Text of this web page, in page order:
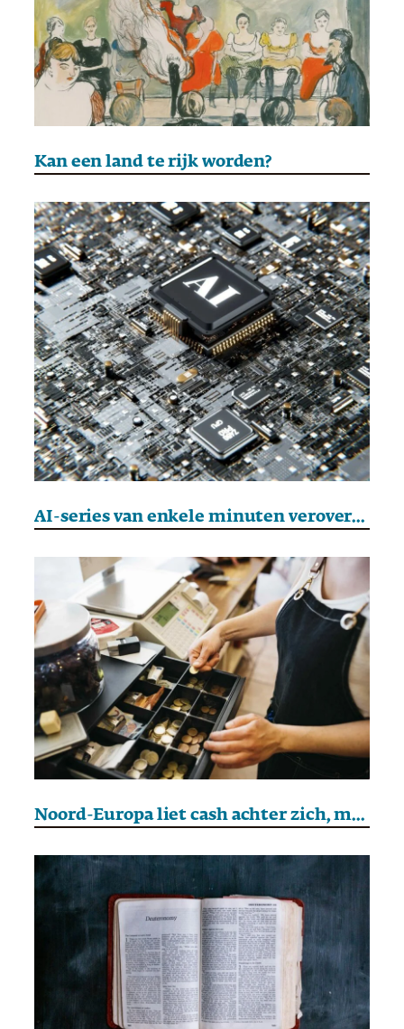
Kan een land te rijk worden?
AI-series van enkele minuten veroveren China
Noord-Europa liet cash achter zich, maar komt daar stilletjes op terug